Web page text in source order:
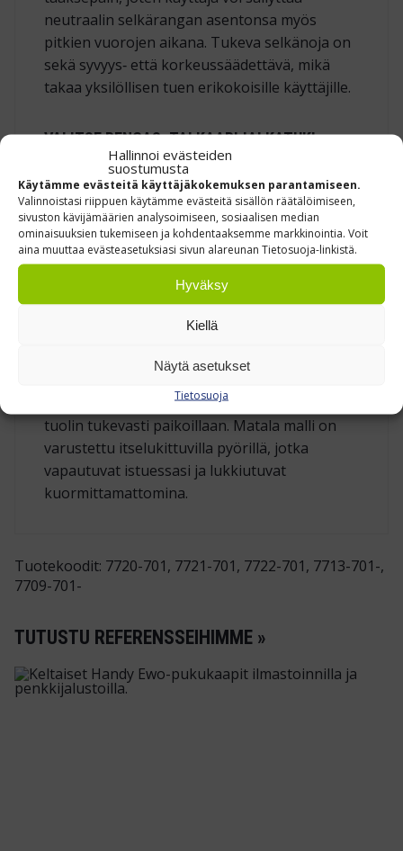
Hallinnoi evästeiden
suostumusta
Käytämme evästeitä käyttäjäkokemuksen parantamiseen.
Valinnoistasi riippuen käytämme evästeitä sisällön räätälöimiseen,
sivuston kävijämäärien analysoimiseen, sosiaalisen median
ominaisuuksien tukemiseen ja kohdentaaksemme markkinointia. Voit
aina muuttaa evästeasetuksiasi sivun alareunan Tietosuoja-linkistä.
Hyväksy
Kiellä
Näytä asetukset
Tietosuoja
neutraalin selkärangan asentonsa myös
pitkien vuorojen aikana. Tukeva selkänoja on
sekä syvyys‑ että korkeussäädettävä, mikä
takaa yksilöllisen tuen erikokoisille käyttäjille.
VALITSE RENGAS‑ TAI KAARIJALKATUKI
Korkeaan versioon on saatavilla kaksi erilaista
jalkatukea:
Rengas– 360° tuki jaloille, kun vaihdat
istuma‑ ja seisoma‑asentojen välillä.
– kompakti vaihtoehto ahtaisiin
kohteisiin, jossa tilaa on rajallisesti.
VAKAA POLYAMIDIJALUSTA LIUKUNASTOILLA
Ø 590 mm:n lasikuituvahvistettu jalusta pitää
tuolin tukevasti paikoillaan. Matala malli on
varustettu itselukittuvilla pyörillä, jotka
vapautuvat istuessasi ja lukkiutuvat
kuormittamattomina.
Tuotekoodit: 7720-701, 7721-701, 7722-701, 7713-701-,
7709-701-
TUTUSTU REFERENSSEIHIMME »